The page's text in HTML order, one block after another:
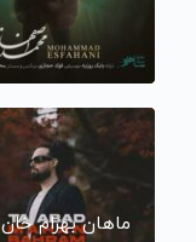
ماهان بهرام خان